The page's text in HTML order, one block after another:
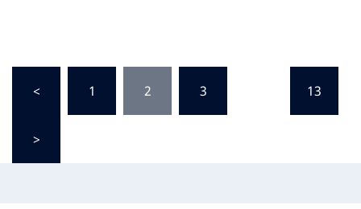
< 1 2 3 13
>